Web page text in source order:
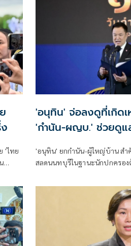
'ไทย
'อนุทิน' จ่อลงดูที่เกิด
'กำนัน-ผญบ.' ช่วยดูแ
'อนุทิน' ยกกำนัน-ผู้ใหญ่บ้าน สำ
สลดนนทบุรีในฐานะนักปกครอง
เตรียมรุดลงดูที่เกิดเหตุ